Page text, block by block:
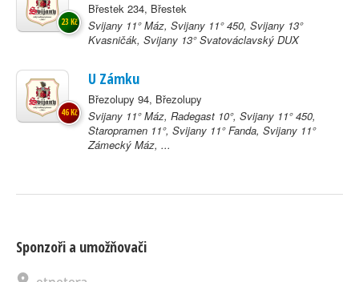
Břestek 234, Břestek
Svijany 11° Máz, Svijany 11° 450, Svijany 13°
Kvasničák, Svijany 13° Svatováclavský DUX
23 Kč
U Zámku
Březolupy 94, Březolupy
Svijany 11° Máz, Radegast 10°, Svijany 11° 450,
Staropramen 11°, Svijany 11° Fanda, Svijany 11°
Zámecký Máz, ...
46 Kč
Sponzoři a umožňovači